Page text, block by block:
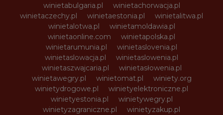
winietabulgaria.pl
winietachorwacja.pl
winietaczechy.pl
winietaestonia.pl
winietalitwa.pl
winietalotwa.pl
winietamoldawia.pl
winietaonline.com
winietapolska.pl
winietarumunia.pl
winietaslovenia.pl
winietaslowacja.pl
winietaslowenia.pl
winietaszwajcaria.pl
winietasłowenia.pl
winietawegry.pl
winietomat.pl
winiety.org
winietydrogowe.pl
winietyelektroniczne.pl
winietyestonia.pl
winietywegry.pl
winietyzagraniczne.pl
winietyzakup.pl